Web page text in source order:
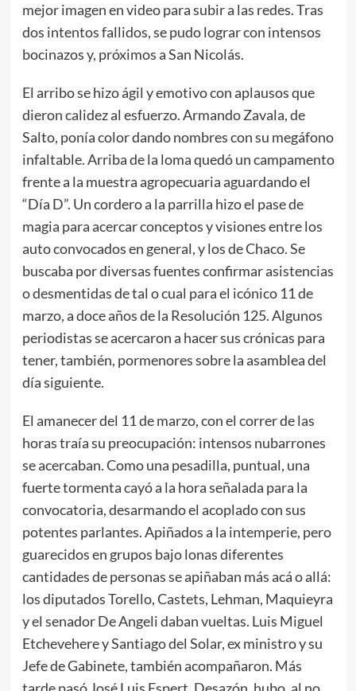
mejor imagen en video para subir a las redes. Tras
dos intentos fallidos, se pudo lograr con intensos
bocinazos y, próximos a San Nicolás.
El arribo se hizo ágil y emotivo con aplausos que
dieron calidez al esfuerzo. Armando Zavala, de
Salto, ponía color dando nombres con su megáfono
infaltable. Arriba de la loma quedó un campamento
frente a la muestra agropecuaria aguardando el
“Día D”. Un cordero a la parrilla hizo el pase de
magia para acercar conceptos y visiones entre los
auto convocados en general, y los de Chaco. Se
buscaba por diversas fuentes confirmar asistencias
o desmentidas de tal o cual para el icónico 11 de
marzo, a doce años de la Resolución 125. Algunos
periodistas se acercaron a hacer sus crónicas para
tener, también, pormenores sobre la asamblea del
día siguiente.
El amanecer del 11 de marzo, con el correr de las
horas traía su preocupación: intensos nubarrones
se acercaban. Como una pesadilla, puntual, una
fuerte tormenta cayó a la hora señalada para la
convocatoria, desarmando el acoplado con sus
potentes parlantes. Apiñados a la intemperie, pero
guarecidos en grupos bajo lonas diferentes
cantidades de personas se apiñaban más acá o allá:
los diputados Torello, Castets, Lehman, Maquieyra
y el senador De Angeli daban vueltas. Luis Miguel
Etchevehere y Santiago del Solar, ex ministro y su
Jefe de Gabinete, también acompañaron. Más